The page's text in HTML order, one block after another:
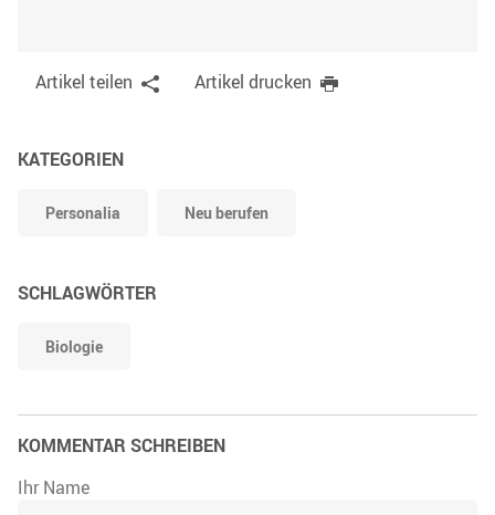
Artikel teilen Artikel drucken
KATEGORIEN
Personalia Neu berufen
SCHLAGWÖRTER
Biologie
KOMMENTAR SCHREIBEN
Ihr Name